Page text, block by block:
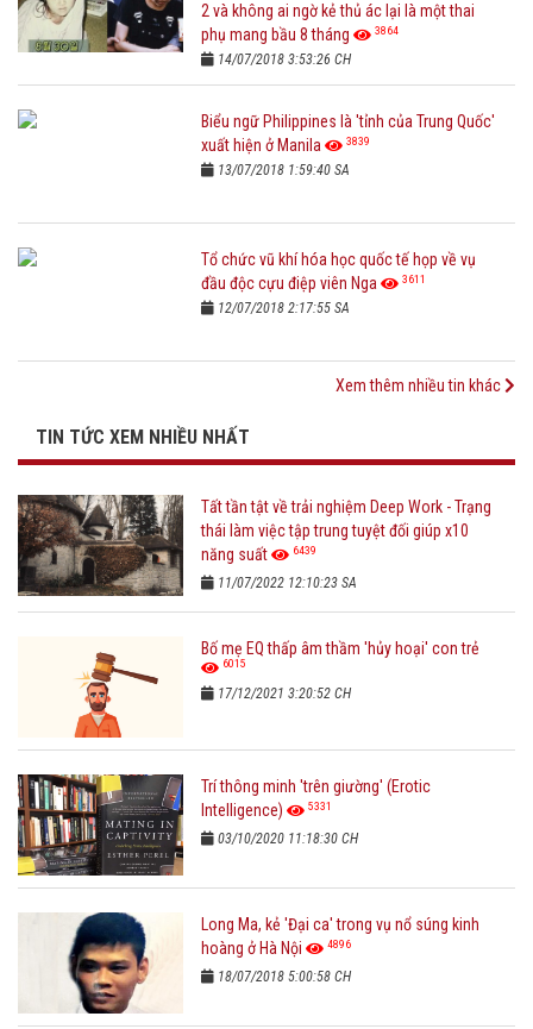
2 và không ai ngờ kẻ thủ ác lại là một thai
phụ mang bầu 8 tháng
3864
14/07/2018 3:53:26 CH
Biểu ngữ Philippines là 'tỉnh của Trung Quốc'
xuất hiện ở Manila
3839
13/07/2018 1:59:40 SA
Tổ chức vũ khí hóa học quốc tế họp về vụ
đầu độc cựu điệp viên Nga
3611
12/07/2018 2:17:55 SA
Xem thêm nhiều tin khác
TIN TỨC XEM NHIỀU NHẤT
Tất tần tật về trải nghiệm Deep Work - Trạng
thái làm việc tập trung tuyệt đối giúp x10
năng suất
6439
11/07/2022 12:10:23 SA
Bố mẹ EQ thấp âm thầm 'hủy hoại' con trẻ
6015
17/12/2021 3:20:52 CH
Trí thông minh 'trên giường' (Erotic
Intelligence)
5331
03/10/2020 11:18:30 CH
Long Ma, kẻ 'Đại ca' trong vụ nổ súng kinh
hoàng ở Hà Nội
4896
18/07/2018 5:00:58 CH